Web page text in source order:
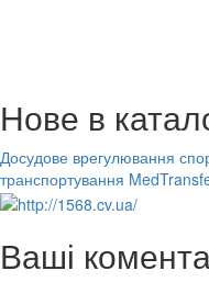
Нове в
Досудове врегулювання
транспортування
Ваші